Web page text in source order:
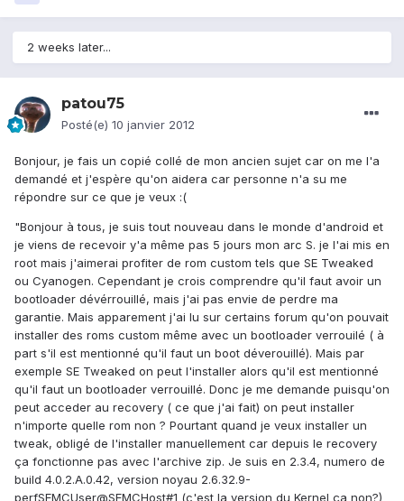
2 weeks later...
patou75
Posté(e) 10 janvier 2012
Bonjour, je fais un copié collé de mon ancien sujet car on me l'a
demandé et j'espère qu'on aidera car personne n'a su me
répondre sur ce que je veux :(
"Bonjour à tous, je suis tout nouveau dans le monde d'android et
je viens de recevoir y'a même pas 5 jours mon arc S. je l'ai mis en
root mais j'aimerai profiter de rom custom tels que SE Tweaked
ou Cyanogen. Cependant je crois comprendre qu'il faut avoir un
bootloader dévérrouillé, mais j'ai pas envie de perdre ma
garantie. Mais apparement j'ai lu sur certains forum qu'on pouvait
installer des roms custom même avec un bootloader verrouilé ( à
part s'il est mentionné qu'il faut un boot déverouillé). Mais par
exemple SE Tweaked on peut l'installer alors qu'il est mentionné
qu'il faut un bootloader verrouillé. Donc je me demande puisqu'on
peut acceder au recovery ( ce que j'ai fait) on peut installer
n'importe quelle rom non ? Pourtant quand je veux installer un
tweak, obligé de l'installer manuellement car depuis le recovery
ça fonctionne pas avec l'archive zip. Je suis en 2.3.4, numero de
build 4.0.2.A.0.42, version noyau 2.6.32.9-
perfSEMCUser@SEMCHost#1 (c'est la version du Kernel ça non?)